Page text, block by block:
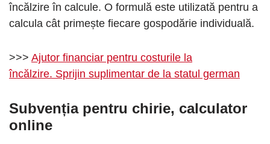
încălzire în calcule. O formulă este utilizată pentru a
calcula cât primește fiecare gospodărie individuală.
>>> Ajutor financiar pentru costurile la
încălzire. Sprijin suplimentar de la statul german
Subvenția pentru chirie, calculator
online